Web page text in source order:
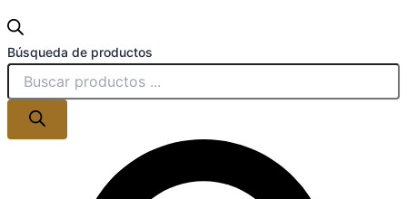
Búsqueda de productos